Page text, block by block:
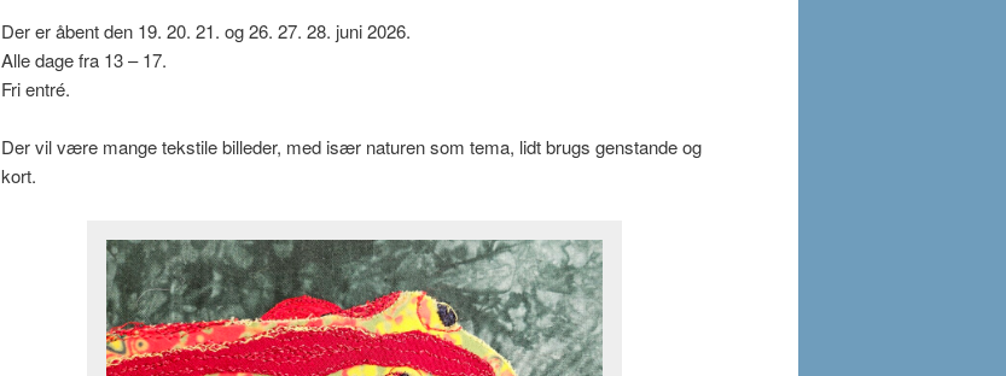
Der er åbent den 19. 20. 21. og 26. 27. 28. juni 2026.
Alle dage fra 13 – 17.
Fri entré.
Der vil være mange tekstile billeder, med især naturen som tema, lidt brugs genstande og
kort.